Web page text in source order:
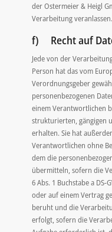
der Ostermeier & Heigl
Verarbeitung veranlassen.
f) Recht auf
Jede von der
Person hat das vom
Verordnungsgeber
personenbezogenen
einem Verantwortlichen
strukturierten, gängigen
erhalten. Sie hat
Verantwortlichen ohne
dem die
übermitteln, sofern die
6 Abs. 1 Buchstabe a DS-
oder auf einem Vertrag
beruht und die
erfolgt, sofern die